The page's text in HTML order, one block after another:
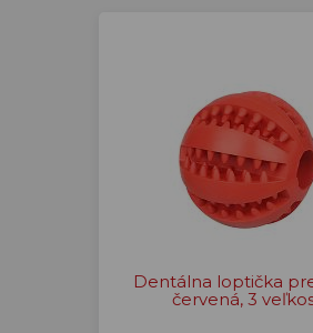
Dentálna loptička
červená, 3